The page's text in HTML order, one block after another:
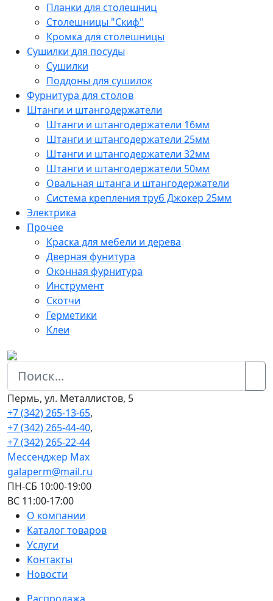
Планки для столешниц
Столешницы "Скиф"
Кромка для столешницы
Сушилки для посуды
Сушилки
Поддоны для сушилок
Фурнитура для столов
Штанги и штангодержатели
Штанги и штангодержатели 16мм
Штанги и штангодержатели 25мм
Штанги и штангодержатели 32мм
Штанги и штангодержатели 50мм
Овальная штанга и штангодержатели
Система крепления труб Джокер 25мм
Электрика
Прочее
Краска для мебели и дерева
Дверная фунитура
Оконная фурнитура
Инструмент
Скотчи
Герметики
Клеи
Пермь, ул. Металлистов, 5
+7 (342) 265-13-65,
+7 (342) 265-44-40,
+7 (342) 265-22-44
Мессенджер Мах
galaperm@mail.ru
ПН-СБ 10:00-19:00
ВС 11:00-17:00
О компании
Каталог товаров
Услуги
Контакты
Новости